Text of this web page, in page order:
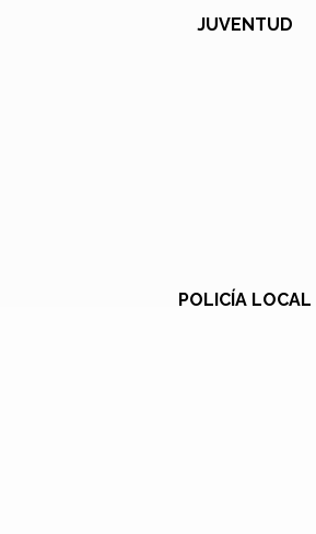
JUVENTUD
POLICÍA LOCAL